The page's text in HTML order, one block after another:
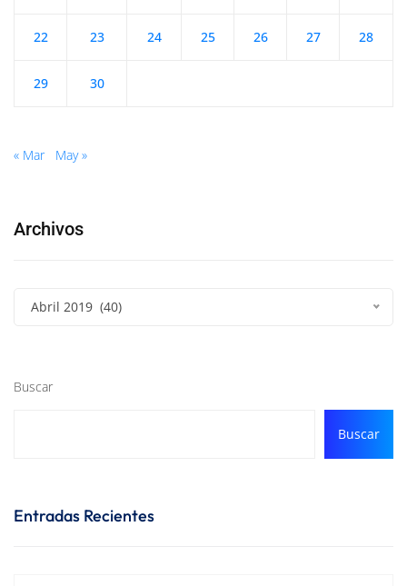
22 23 24 25 26 27 28
29 30
« Mar May »
Archivos
Abril 2019 (40)
Buscar
Buscar
Entradas Recientes